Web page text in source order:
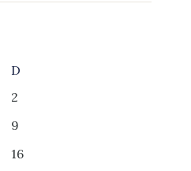
D
2
9
16